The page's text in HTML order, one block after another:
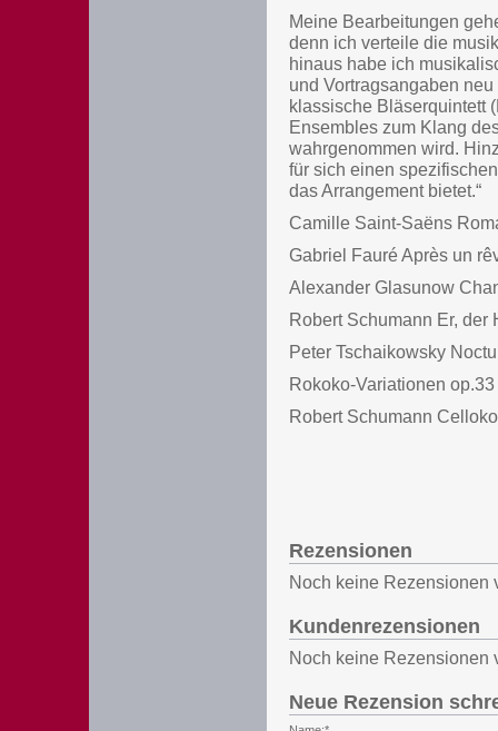
Meine Bearbeitungen
denn ich verteile die
hinaus habe ich
und Vortragsangaben
klassische Bläserquintett
Ensembles zum Klang
wahrgenommen wird.
für sich einen
das Arrangement bietet.“
Camille Saint-Saëns
Gabriel Fauré Après un
Alexander Glasunow
Robert Schumann Er, der
Peter Tschaikowsky
Rokoko-Variationen op.33
Robert Schumann
Rezensionen
Noch keine Rezensionen
Kundenrezensionen
Noch keine Rezensionen
Neue Rezension